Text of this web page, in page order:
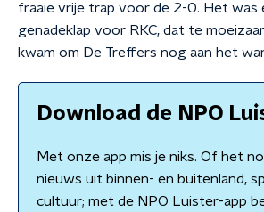
fraaie vrije trap voor de 2-0. Het was
genadeklap voor RKC, dat te
kwam om De Treffers nog aan het
Download de NPO
Met onze app mis je niks. Of het
nieuws uit binnen- en buitenland,
cultuur; met de NPO Luister-app